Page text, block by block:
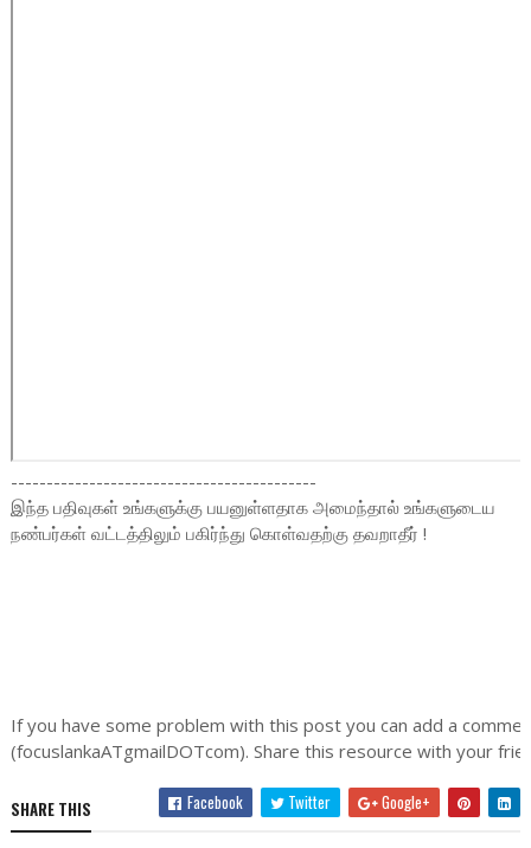
-------------------------------------------
இந்த பதிவுகள் உங்களுக்கு பயனுள்ளதாக அமைந்தால் உங்களுடைய
நண்பர்கள் வட்டத்திலும் பகிர்ந்து கொள்வதற்கு தவறாதீர் !
If you have some problem with this post you can add a
(focuslankaATgmailDOTcom). Share this resource with your
SHARE THIS Facebook Twitter Google+